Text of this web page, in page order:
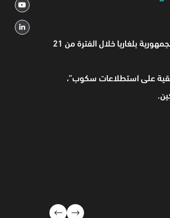
شارك المركز السعودي لاستطلاعات الرأي (سكوب) في أعمال مؤتمر جمعية جالوب الدولية لعام 2025، الذي استضافته مدينة فارنا بجمهورية بلغاريا خلال الفترة من 21
على استطلاعات سكوب”،